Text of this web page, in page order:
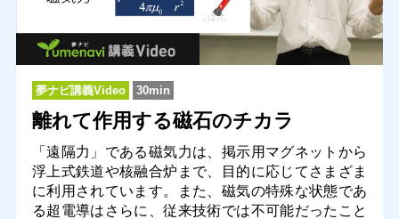
夢ナビ講義Video 30min
離れて作用する磁石のチカラ
「遠隔力」である磁気力は、掲示用マグネットから
浮上式鉄道や核融合炉まで、目的に応じてさまざま
に利用されています。また、磁気の特殊な状態であ
る超電導はさらに、従来技術では不可能だったこと